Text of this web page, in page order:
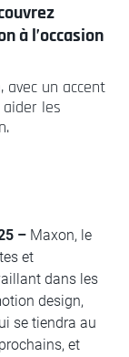
à l’occasion
avec un accent
les
– Maxon, le
et
dans les
design,
se tiendra au
et